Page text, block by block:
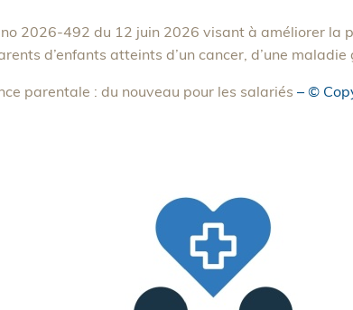
2026-492 du 12 juin 2026 visant à améliorer la
d’enfants atteints d’un cancer, d’une
parentale : du nouveau pour les salariés – ©